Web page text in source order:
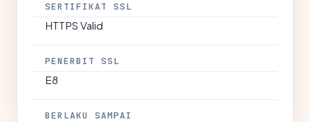
SERTIFIKAT SSL
HTTPS Valid
PENERBIT SSL
E8
BERLAKU SAMPAI